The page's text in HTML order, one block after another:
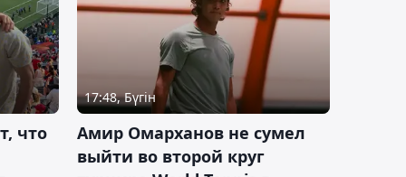
что
17:48, Бүгін
Амир Омарханов не сумел
выйти во второй круг